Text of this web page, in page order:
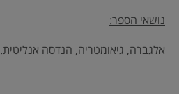
נושאי הספר:
אלגברה, גיאומטריה, הנדסה אנליטית.